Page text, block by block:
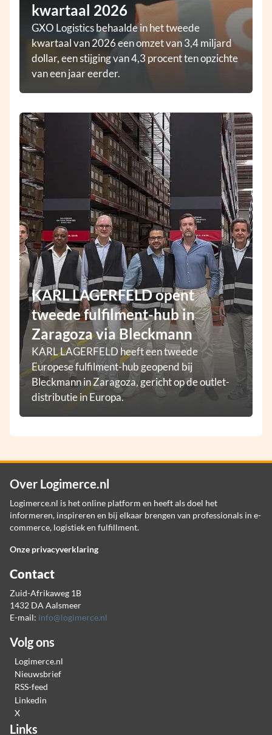
kwartaal 2026
GXO Logistics behaalde in het tweede
kwartaal van 2026 een omzet van 3,4 miljard
dollar, een stijging van 4,3 procent ten opzichte
van een jaar eerder.
KARL LAGERFELD opent
tweede fulfilment-hub in
Zaragoza via Bleckmann
KARL LAGERFELD heeft een tweede
Europese fulfilment-hub geopend bij
Bleckmann in Zaragoza, gericht op de outlet-
distributie in Europa.
Over Logimerce.nl
Logimerce.nl is het online platform en heeft als doel het
informeren, inspireren en bij elkaar brengen van professionals in e-
commerce, logistiek en fulfillment.
Onze privacyverklaring
Contact
Zuid-Afrikaweg 1B
1432 DA Aalsmeer
E-mail: info@logimerce.nl
Volg ons
Logimerce.nl
Nieuwsbrief
RSS-feed
Linkedin
X
Links